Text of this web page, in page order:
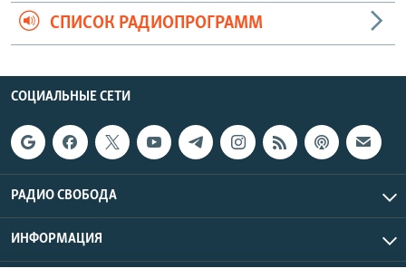
СПИСОК РАДИОПРОГРАММ
СОЦИАЛЬНЫЕ СЕТИ
РАДИО СВОБОДА
ИНФОРМАЦИЯ